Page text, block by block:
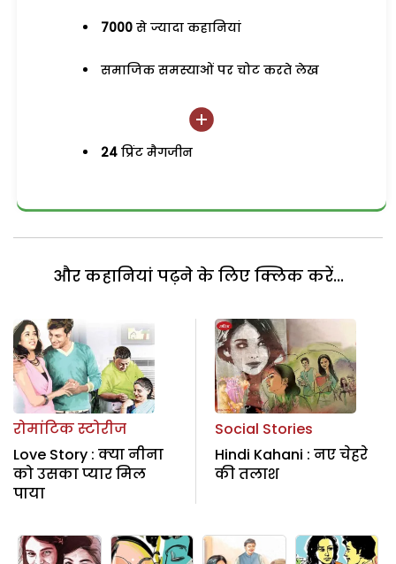
7000 से ज्यादा कहानियां
समाजिक समस्याओं पर चोट करते लेख
24 प्रिंट मैगजीन
और कहानियां पढ़ने के लिए क्लिक करें...
रोमांटिक स्टोरीज
Love Story : क्या नीना
को उसका प्यार मिल
पाया
Social Stories
Hindi Kahani : नए चेहरे
की तलाश